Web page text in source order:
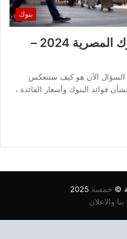
بنوك
اعلي فائدة شهرية في البنوك المصرية 2024 –
السؤال الآن هو كيف ستنعكس
فوائد البنوك وأسعار الفائدة ،
© خمسة
والاعلان